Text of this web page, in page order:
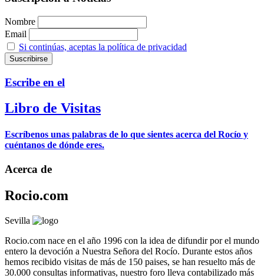
Nombre
Email
Si continúas, aceptas la política de privacidad
Escribe en el
Libro de Visitas
Escríbenos unas palabras de lo que sientes acerca del Rocío y
cuéntanos de dónde eres.
Acerca de
Rocio.com
Sevilla
Rocio.com nace en el año 1996 con la idea de difundir por el mundo
entero la devoción a Nuestra Señora del Rocío. Durante estos años
hemos recibido visitas de más de 150 paises, se han resuelto más de
30.000 consultas informativas, nuestro foro lleva contabilizado más